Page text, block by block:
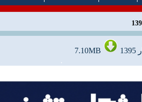
7.10MB
.